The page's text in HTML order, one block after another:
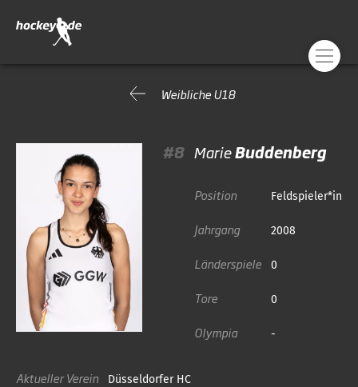
Weibliche U18
#8 MarieBuddenberg
Position Feldspieler*in
Jahrgang 2008
Länderspiele 0
Tore 0
Olympia -
Aktueller Verein Düsseldorfer HC